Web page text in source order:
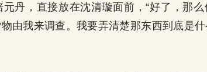
丹，直接放在沈清璇面前，“好了，那
由我来调查。我要弄清楚那东西到底是